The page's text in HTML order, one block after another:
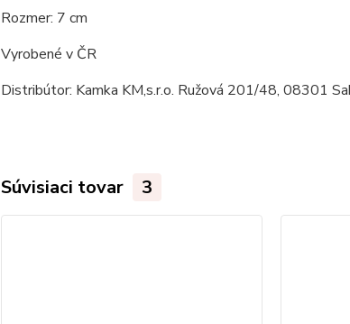
Rozmer: 7 cm
Vyrobené v ČR
Distribútor: Kamka KM,s.r.o. Ružová 201/48, 08301
Súvisiaci tovar 3